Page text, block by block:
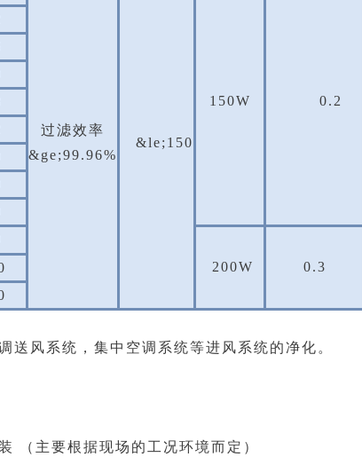
过滤效率
&ge;99.96%
&le;150
150W 0.2
200W
0.3
风系统，集中空调系统等进风系统的净化。
（主要根据现场的工况环境而定）